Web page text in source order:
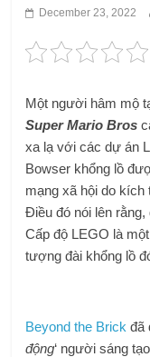
December 23, 2022
Một người hâm mộ
Super Mario Bros
xa lạ với các dự án
Bowser khổng lồ
mạng xã hội do kích
Điều đó nói lên
Cấp độ LEGO là
tượng đài khổng lồ
Beyond the Brick đã
động‘ người sáng tạo